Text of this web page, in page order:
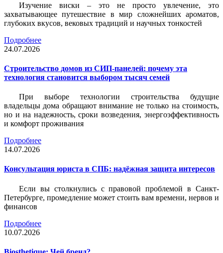
Изучение виски – это не просто увлечение, это
захватывающее путешествие в мир сложнейших ароматов,
глубоких вкусов, вековых традиций и научных тонкостей
Подробнее
24.07.2026
Строительство домов из СИП-панелей: почему эта
технология становится выбором тысяч семей
При выборе технологии строительства будущие
владельцы дома обращают внимание не только на стоимость,
но и на надежность, сроки возведения, энергоэффективность
и комфорт проживания
Подробнее
14.07.2026
Консультация юриста в СПБ: надёжная защита интересов
Если вы столкнулись с правовой проблемой в Санкт-
Петербурге, промедление может стоить вам времени, нервов и
финансов
Подробнее
10.07.2026